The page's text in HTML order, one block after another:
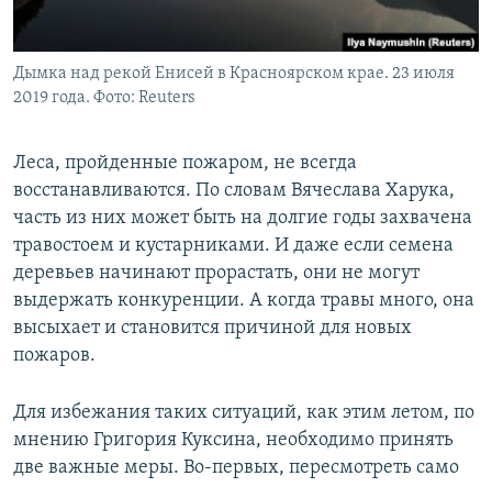
Дымка над рекой Енисей в Красноярском крае. 23 июля
2019 года. Фото: Reuters
Леса, пройденные пожаром, не всегда
восстанавливаются. По словам Вячеслава Харука,
часть из них может быть на долгие годы захвачена
травостоем и кустарниками. И даже если семена
деревьев начинают прорастать, они не могут
выдержать конкуренции. А когда травы много, она
высыхает и становится причиной для новых
пожаров.
Для избежания таких ситуаций, как этим летом, по
мнению Григория Куксина, необходимо принять
две важные меры. Во-первых, пересмотреть само